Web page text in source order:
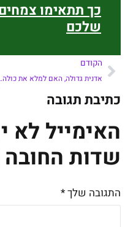
כך תתאימו
שלכם
הקודם
אדנית
כתיבת תגובה
האימייל לא
שדות החובה
התגובה שלך*